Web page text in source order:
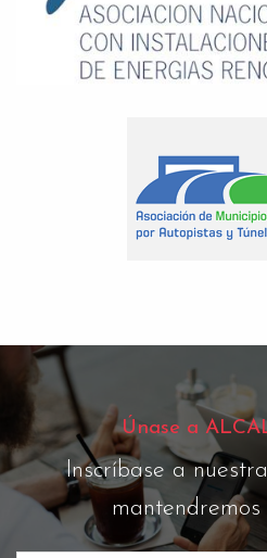
Únase a
Inscríbase a